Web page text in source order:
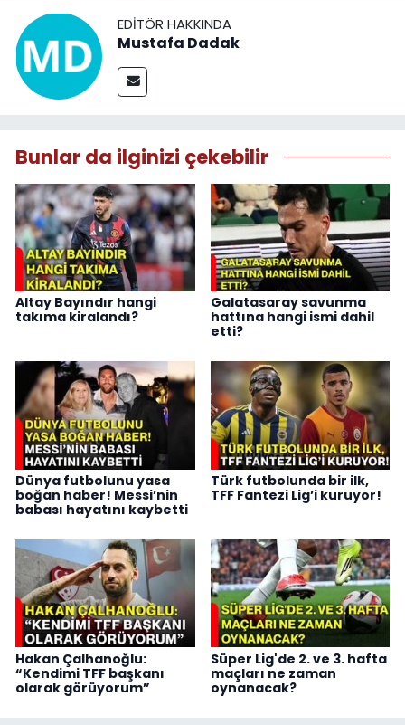
EDITÖR HAKKINDA
Mustafa Dadak
Bunlar da ilginizi çekebilir
Altay Bayındır hangi
takıma kiralandı?
Galatasaray savunma
hattına hangi ismi dahil
etti?
Dünya futbolunu yasa
boğan haber! Messi’nin
babası hayatını kaybetti
Türk futbolunda bir ilk,
TFF Fantezi Lig’i kuruyor!
Hakan Çalhanoğlu:
“Kendimi TFF başkanı
olarak görüyorum”
Süper Lig'de 2. ve 3. hafta
maçları ne zaman
oynanacak?